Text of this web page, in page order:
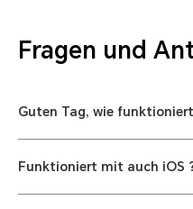
Fragen und
Guten Tag, wie
Funktioniert mit auch iOS